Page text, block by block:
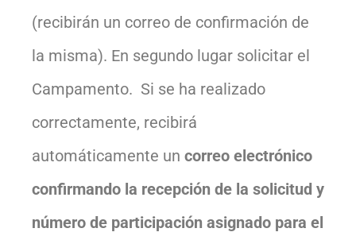
(recibirán un correo de confirmación de
la misma). En segundo lugar solicitar el
Campamento. Si se ha realizado
correctamente, recibirá
automáticamente un correo electrónico
confirmando la recepción de la solicitud y
número de participación asignado para el